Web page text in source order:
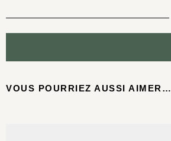
VOUS POURRIEZ AUSSI AIMER…